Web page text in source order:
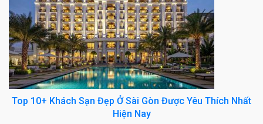
Top 10+ Khách Sạn Đẹp Ở Sài Gòn Được Yêu Thích Nhất
Hiện Nay